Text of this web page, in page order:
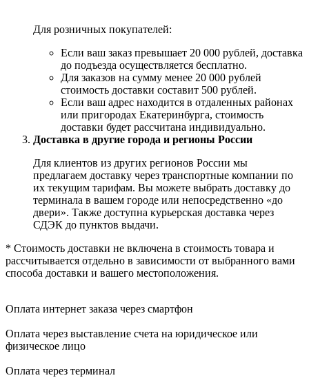
Для розничных покупателей:
Если ваш заказ превышает 20 000 рублей, доставка
до подъезда осуществляется бесплатно.
Для заказов на сумму менее 20 000 рублей
стоимость доставки составит 500 рублей.
Если ваш адрес находится в отдаленных районах
или пригородах Екатеринбурга, стоимость
доставки будет рассчитана индивидуально.
Доставка в другие города и регионы России
Для клиентов из других регионов России мы
предлагаем доставку через транспортные компании по
их текущим тарифам. Вы можете выбрать доставку до
терминала в вашем городе или непосредственно «до
двери». Также доступна курьерская доставка через
СДЭК до пунктов выдачи.
* Стоимость доставки не включена в стоимость товара и
рассчитывается отдельно в зависимости от выбранного вами
способа доставки и вашего местоположения.
Оплата интернет заказа через смартфон
Оплата через выставление счета на юридическое или
физическое лицо
Оплата через терминал